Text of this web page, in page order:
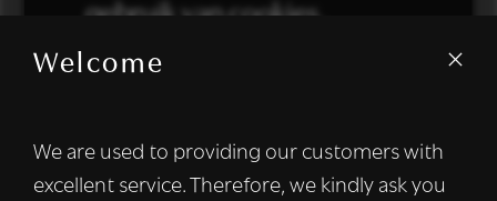
Welcome
We are used to providing our customers with
excellent service. Therefore, we kindly ask you
gebruik van cookies.
We gebruiken cookies om inhoud en
informatie over uw gebruik van onze site
met onze advertentie- en analysepartners,